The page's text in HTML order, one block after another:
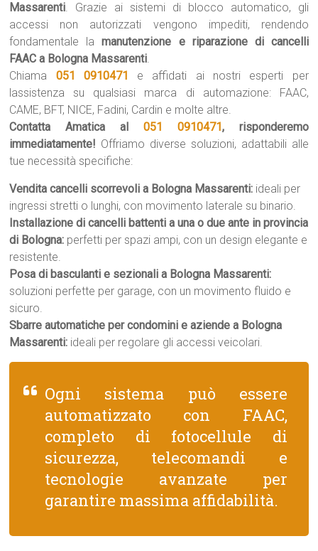
Massarenti. Grazie ai sistemi di blocco automatico, gli
accessi non autorizzati vengono impediti, rendendo
fondamentale lamanutenzione e riparazione di cancelli
FAAC a Bologna Massarenti.
Chiama 051 0910471
e affidati ai nostri esperti per
lassistenza su qualsiasi marca di automazione: FAAC,
CAME, BFT, NICE, Fadini, Cardin e molte altre.
Contatta Amatica al 051 0910471, risponderemo
immediatamente! Offriamo diverse soluzioni, adattabili alle
tue necessità specifiche:
Vendita cancelli scorrevoli a Bologna Massarenti: ideali per
ingressi stretti o lunghi, con movimento laterale su binario.
Installazione di cancelli battenti a una o due ante in provincia
di Bologna: perfetti per spazi ampi, con un design elegante e
resistente.
Posa di basculanti e sezionali a Bologna Massarenti:
soluzioni perfette per garage, con un movimento fluido e
sicuro.
Sbarre automatiche per condomini e aziende a Bologna
Massarenti: ideali per regolare gli accessi veicolari.
Ogni sistema può essere
automatizzato con FAAC,
completo di fotocellule di
sicurezza, telecomandi e
tecnologie avanzate per
garantire massima affidabilità.